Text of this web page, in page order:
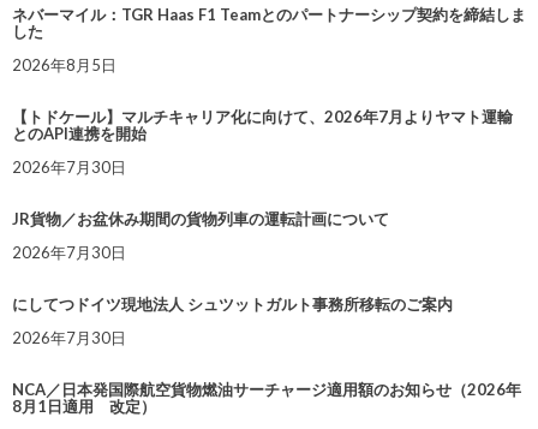
ネバーマイル：TGR Haas F1 Teamとのパートナーシップ契約を締結しま
した
2026年8月5日
【トドケール】マルチキャリア化に向けて、2026年7月よりヤマト運輸
とのAPI連携を開始
2026年7月30日
JR貨物／お盆休み期間の貨物列車の運転計画について
2026年7月30日
にしてつドイツ現地法人 シュツットガルト事務所移転のご案内
2026年7月30日
NCA／日本発国際航空貨物燃油サーチャージ適用額のお知らせ（2026年
8月1日適用 改定）